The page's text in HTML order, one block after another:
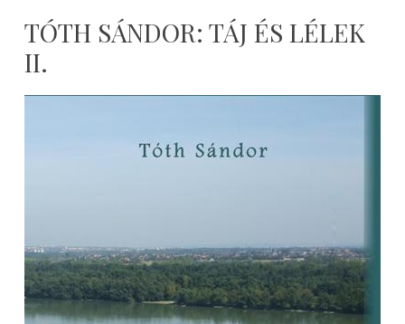
TÓTH SÁNDOR: TÁJ ÉS LÉLEK
II.